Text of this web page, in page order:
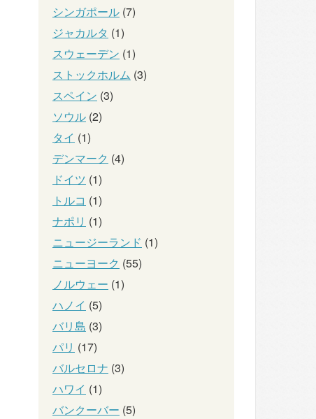
シンガポール (7)
ジャカルタ (1)
スウェーデン (1)
ストックホルム (3)
スペイン (3)
ソウル (2)
タイ (1)
デンマーク (4)
ドイツ (1)
トルコ (1)
ナポリ (1)
ニュージーランド (1)
ニューヨーク (55)
ノルウェー (1)
ハノイ (5)
バリ島 (3)
パリ (17)
バルセロナ (3)
ハワイ (1)
バンクーバー (5)